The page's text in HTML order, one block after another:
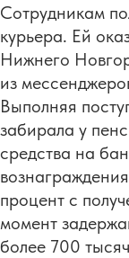
Сотрудникам
курьера. Ей
Нижнего
из
Выполняя
забирала у
средства на
процент с
момент
более 700